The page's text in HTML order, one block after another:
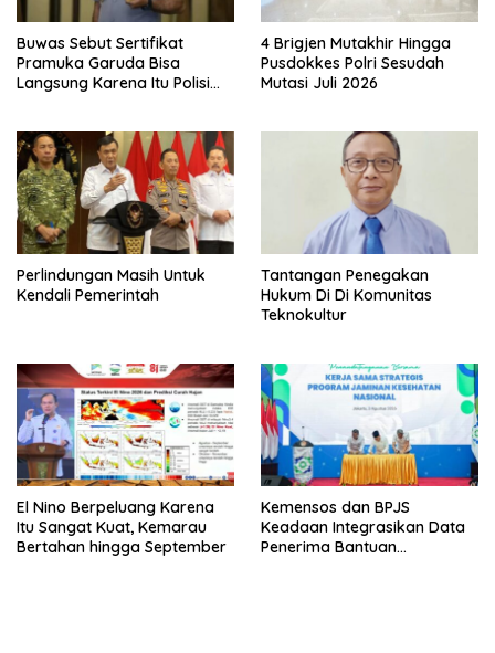
Buwas Sebut Sertifikat
Pramuka Garuda Bisa
Langsung Karena Itu Polisi
4 Brigjen Mutakhir Hingga
Pusdokkes Polri Sesudah
Mutasi Juli 2026
Perlindungan Masih Untuk
Kendali Pemerintah
Tantangan Penegakan
Hukum Di Di Komunitas
Teknokultur
El Nino Berpeluang Karena
Itu Sangat Kuat, Kemarau
Bertahan hingga September
Kemensos dan BPJS
Keadaan Integrasikan Data
Penerima Bantuan